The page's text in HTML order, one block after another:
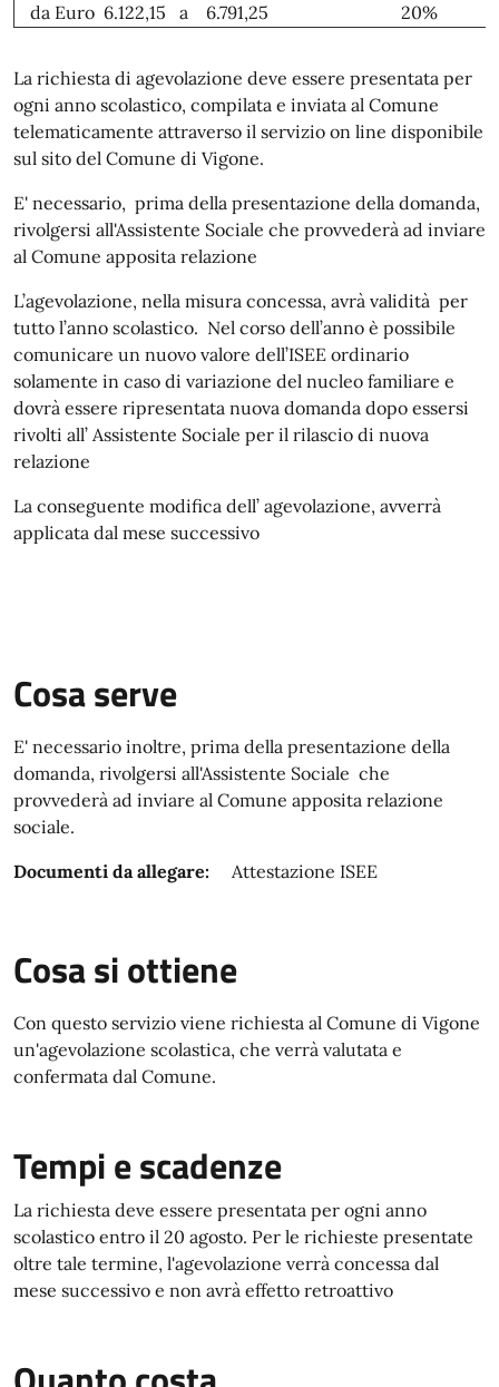
da Euro 6.122,15 a 6.791,25
20%
La richiesta di agevolazione deve essere presentata per
ogni anno scolastico, compilata e inviata al Comune
telematicamente attraverso il servizio on line disponibile
sul sito del Comune di Vigone.
E' necessario, prima della presentazione della domanda,
rivolgersi all'Assistente Sociale che provvederà ad inviare
al Comune apposita relazione
L’agevolazione, nella misura concessa, avrà validità per
tutto l’anno scolastico. Nel corso dell’anno è possibile
comunicare un nuovo valore dell’ISEE ordinario
solamente in caso di variazione del nucleo familiare e
dovrà essere ripresentata nuova domanda dopo essersi
rivolti all’ Assistente Sociale per il rilascio di nuova
relazione
La conseguente modifica dell’ agevolazione, avverrà
applicata dal mese successivo
Cosa serve
E' necessario inoltre, prima della presentazione della
domanda, rivolgersi all'Assistente Sociale che
provvederà ad inviare al Comune apposita relazione
sociale.
Documenti da allegare:
Attestazione ISEE
Cosa si ottiene
Con questo servizio viene richiesta al Comune di Vigone
un'agevolazione scolastica, che verrà valutata e
confermata dal Comune.
Tempi e scadenze
La richiesta deve essere presentata per ogni anno
scolastico entro il 20 agosto. Per le richieste presentate
oltre tale termine, l'agevolazione verrà concessa dal
mese successivo e non avrà effetto retroattivo